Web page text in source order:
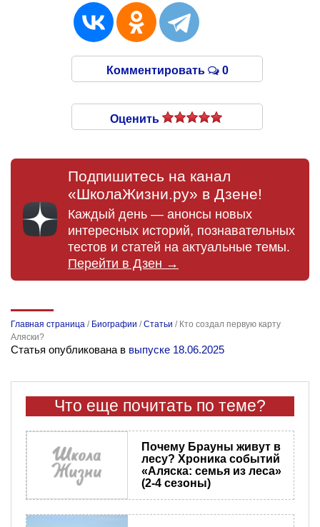
Комментировать 0
Оценить
Подпишитесь на канал
«ШколаЖизни.ру» в Дзене!
Каждый день — анонсы новых
интересных историй, познавательных
тестов и статей на актуальные темы.
Перейти в Дзен →
Главная страница / Биографии /Статьи / Кто создал первую карту
Аляски?
Статья опубликована в выпуске 18.06.2025
Что еще почитать по теме?
Почему Брауны живут в
лесу? Хроника событий
«Аляска: семья из леса»
(2-4 сезоны)